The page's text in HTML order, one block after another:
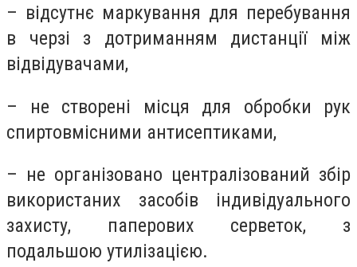
– відсутнє маркування для перебування
в черзі з дотриманням дистанції між
відвідувачами,
– не створені місця для обробки рук
спиртовмісними антисептиками,
– не організовано централізований збір
використаних засобів індивідуального
захисту, паперових серветок, з
подальшою утилізацією.